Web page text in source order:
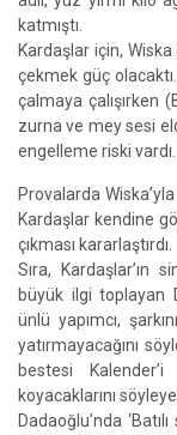
katmıştı.
Kardaşlar için,
çekmek güç
çalmaya çalışırken
zurna ve mey sesi
engelleme riski vardı.
Provalarda
Kardaşlar kendine
çıkması kararlaştırdı.
Sıra, Kardaşlar’ın
büyük ilgi toplayan
ünlü yapımcı,
yatırmayacağını
bestesi
koyacaklarını
Dadaoğlu’nda